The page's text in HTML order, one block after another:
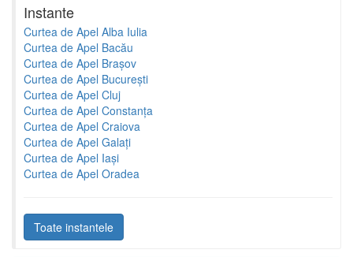
Instante
Curtea de Apel Alba Iulia
Curtea de Apel Bacău
Curtea de Apel Brașov
Curtea de Apel București
Curtea de Apel Cluj
Curtea de Apel Constanța
Curtea de Apel Craiova
Curtea de Apel Galați
Curtea de Apel Iași
Curtea de Apel Oradea
Toate instantele